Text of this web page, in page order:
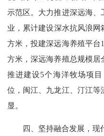
示范区。大力推进深远海
业，累计建设深水抗风浪网
方米，投建深远海养殖平台
方米，深远海养殖总规模居
推进建设5个海洋牧场项
位，闽江、九龙江、汀江等
显。
四、坚持融合发展，现